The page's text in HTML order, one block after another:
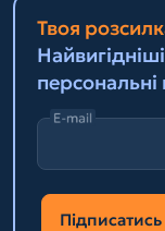
Твоя
персональні
E-mail
Підписатись